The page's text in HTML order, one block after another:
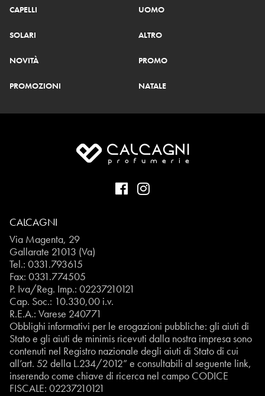
CAPELLI UOMO
SOLARI ALTRO
NOVITÀ PROMO
PROMOZIONI NATALE
CALCAGNI
Via Magenta, 29
Gallarate 21013 (Va)
Tel.: 0331.793615
Fax: 0331.774505
P. Iva/Reg. Imp.: 02237210121
Cap. Soc.: 10.330,00 i.v.
R.E.A.: Varese 240771
Obblighi informativi per le erogazioni pubbliche: gli aiuti di
Stato e gli aiuti de minimis ricevuti dalla nostra impresa sono
contenuti nel Registro nazionale degli aiuti di Stato di cui
all’art. 52 della L.234/2012” e consultabili al seguente link,
inserendo come chiave di ricerca nel campo CODICE
FISCALE: 02237210121